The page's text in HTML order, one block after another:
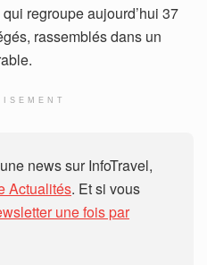
regroupe aujourd’hui 37
rassemblés dans un
news sur InfoTravel,
Actualités. Et si vous
une fois par